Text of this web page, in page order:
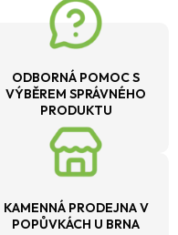
ODBORNÁ POMOC S
VÝBĚREM SPRÁVNÉHO
PRODUKTU
KAMENNÁ PRODEJNA V
POPŮVKÁCH U BRNA